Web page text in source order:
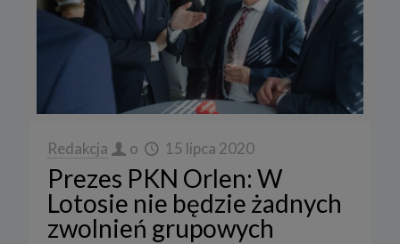
Redakcja o 15 lipca 2020
Prezes PKN Orlen: W
Lotosie nie będzie żadnych
zwolnień grupowych